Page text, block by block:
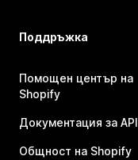
Поддръжка
Помощен център на
Shopify
Документация за API
Общност на Shopify